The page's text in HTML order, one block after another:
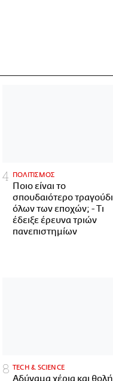
ΠΟΛΙΤΙΣΜΟΣ
Ποιο είναι το
σπουδαιότερο τραγούδι
όλων των εποχών; - Τι
έδειξε έρευνα τριών
πανεπιστημίων
ΤECH & SCIENCE